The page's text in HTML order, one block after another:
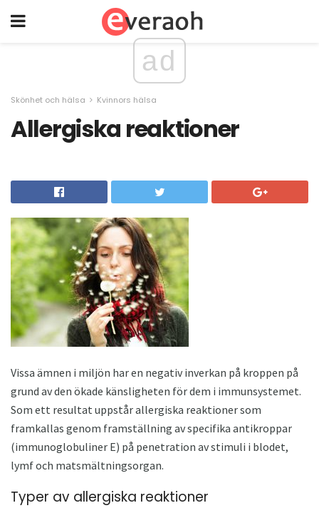
ad
Skönhet och hälsa Kvinnors hälsa
Allergiska reaktioner
Vissa ämnen i miljön har en negativ inverkan på kroppen på
grund av den ökade känsligheten för dem i immunsystemet.
Som ett resultat uppstår allergiska reaktioner som
framkallas genom framställning av specifika antikroppar
(immunoglobuliner E) på penetration av stimuli i blodet,
lymf och matsmältningsorgan.
Typer av allergiska reaktioner